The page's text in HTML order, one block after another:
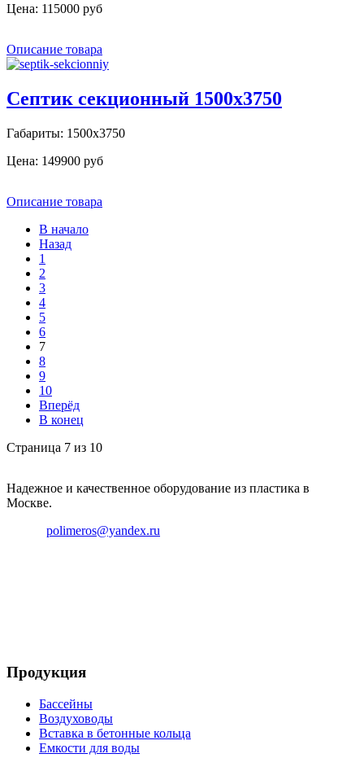
Цена: 115000 руб
Описание товара
Септик секционный 1500х3750
Габариты: 1500х3750
Цена: 149900 руб
Описание товара
В начало
Назад
1
2
3
4
5
6
7
8
9
10
Вперёд
В конец
Страница 7 из 10
Надежное и качественное оборудование из пластика в
Москве.
polimeros@yandex.ru
Продукция
Бассейны
Воздуховоды
Вставка в бетонные кольца
Емкости для воды